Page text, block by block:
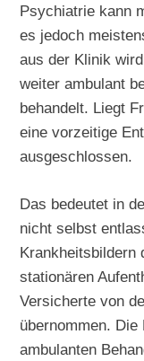
Psychiatrie kann
es jedoch
aus der Klinik
weiter ambulant
behandelt. Liegt
eine vorzeitige
ausgeschlossen.
Das bedeutet in
nicht selbst
Krankheitsbildern
stationären
Versicherte von
übernommen.
ambulanten